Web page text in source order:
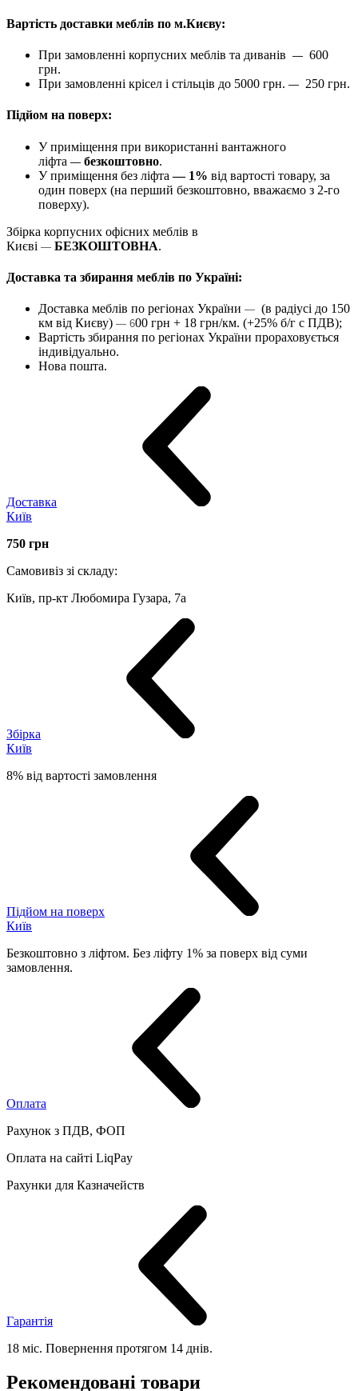
Вартість доставки меблів по м.Києву:
При замовленні корпусних меблів та диванів — 600
грн.
При замовленні крісел і стільців до 5000 грн. — 250 грн.
Підйом на поверх:
У приміщення при використанні вантажного
ліфта — безкоштовно.
У приміщення без ліфта— 1% від вартості товару, за
один поверх (на перший безкоштовно, вважаємо з 2-го
поверху).
Збірка корпусних офісних меблів в
Києві — БЕЗКОШТОВНА.
Доставка та збирання меблів по Україні:
Доставка меблів по регіонах України — (в радіусі до 150
км від Києву) — 600 грн + 18 грн/км. (+25% б/г с ПДВ);
Вартість збирання по регіонах України прораховується
індивідуально.
Нова пошта.
Доставка
Київ
750 грн
Самовивіз зі складу:
Київ, пр-кт Любомира Гузара, 7а
Збірка
Київ
8% від вартості замовлення
Підйом на поверх
Київ
Безкоштовно з ліфтом. Без ліфту 1% за поверх від суми
замовлення.
Оплата
Рахунок з ПДВ, ФОП
Оплата на сайті LiqPay
Рахунки для Казначейств
Гарантія
18 міс. Повернення протягом 14 днів.
Рекомендовані товари